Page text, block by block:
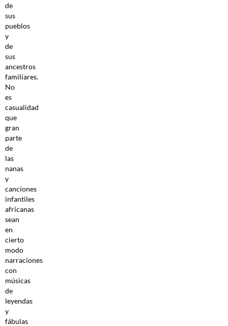
de
sus
pueblos
y
de
sus
ancestros
familiares.
No
es
casualidad
que
gran
parte
de
las
nanas
y
canciones
infantiles
africanas
sean
en
cierto
modo
narraciones
con
músicas
de
leyendas
y
fábulas